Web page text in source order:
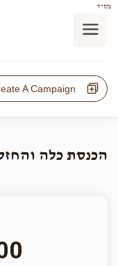
בס"ד
A Campaign
הכנסת כלה